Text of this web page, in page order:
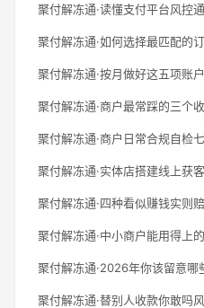
聚付解冻通·读懂支付平台风控
聚付解冻通·如何选择最匹配的
聚付解冻通·按月做好这五项账
聚付解冻通·商户最常踩的三个
聚付解冻通·商户日常合规自检
聚付解冻通·实体店搭建线上获
聚付解冻通·四种看似赚钱实则
聚付解冻通·中小商户能用得上
聚付解冻通·2026年你该留意哪
聚付解冻通·替别人收款你敢吗